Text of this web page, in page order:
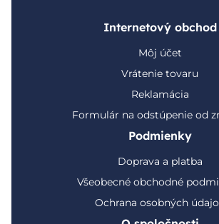
Internetový obchod
Môj účet
Vrátenie tovaru
Reklamácia
Formulár na odstúpenie od
Podmienky
Doprava a platba
Všeobecné obchodné
Ochrana osobných